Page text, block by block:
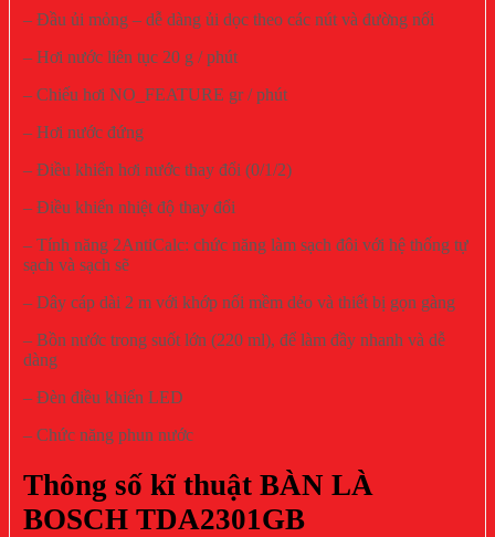
– Đầu ủi mỏng – dễ dàng ủi dọc theo các nút và đường nối
– Hơi nước liên tục 20 g / phút
– Chiếu hơi NO_FEATURE gr / phút
– Hơi nước đứng
– Điều khiển hơi nước thay đổi (0/1/2)
– Điều khiển nhiệt độ thay đổi
– Tính năng 2AntiCalc: chức năng làm sạch đôi với hệ thống tự
sạch và sạch sẽ
– Dây cáp dài 2 m với khớp nối mềm dẻo và thiết bị gọn gàng
– Bồn nước trong suốt lớn (220 ml), để làm đầy nhanh và dễ
dàng
– Đèn điều khiển LED
– Chức năng phun nước
Thông số kĩ thuật BÀN LÀ
BOSCH TDA2301GB